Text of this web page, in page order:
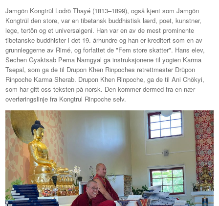
Jamgön Kongtrül Lodrö Thayé (1813–1899), også kjent som Jamgön
Kongtrül den store, var en tibetansk buddhistisk lærd, poet, kunstner,
lege, tertön og et universalgeni. Han var en av de mest prominente
tibetanske buddhister i det 19. århundre og han er kreditert som en av
grunnleggerne av Rimé, og forfattet de "Fem store skatter". Hans elev,
Sechen Gyaktsab Pema Namgyal ga instruksjonene til yogien Karma
Tsepal, som ga de til Drupon Khen Rinpoches retrettmester Drüpon
Rinpoche Karma Sherab. Drupon Khen Rinpoche, ga de til Ani Chökyi,
som har gitt oss teksten på norsk. Den kommer dermed fra en nær
overføringslinje fra Kongtrul Rinpoche selv.